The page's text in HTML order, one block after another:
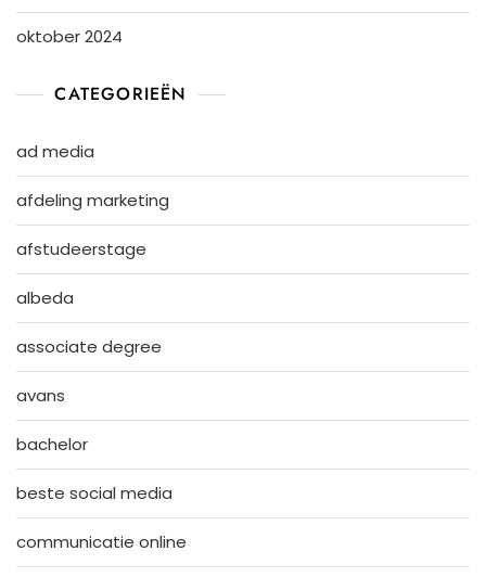
oktober 2024
CATEGORIEËN
ad media
afdeling marketing
afstudeerstage
albeda
associate degree
avans
bachelor
beste social media
communicatie online